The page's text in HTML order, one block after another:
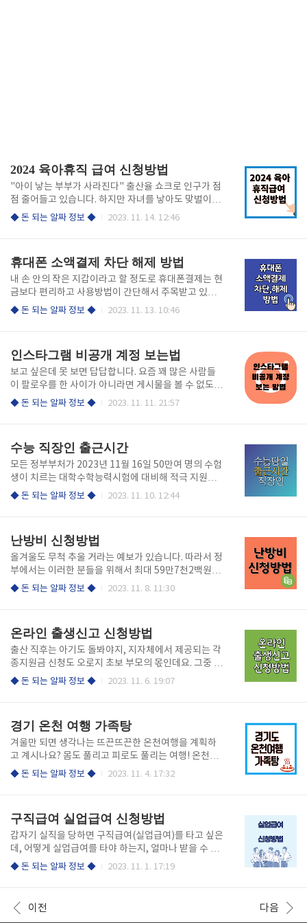
2024 육아휴직 급여 신청방법
"아이 낳는 부부가 사라진다" 출산율 쇼크로 인구가 점
점 줄어들고 있습니다. 하지만 자녀를 낳아도 맞벌이를
하면서 키우기는 여간 힘든 일이 아닙니다. 그래서 202
년 출산휴가 더 많이, 난임치료 더 오래, 유급휴가 더 길
게 !! 바뀐 정책을 확인하고 싶은 분들은 아래 링크에서
간편 확인하세요. 육아휴직 정책 알아보기 육아휴직기
간의 연장 ▶1995년 제도가 도입된 이후 처음으로 법
적으로 육아휴직 기간이 1년에서 1년 6개월로 연장되
작년에 도입된 ..
◆ 돈 되는 알짜 정보 ◆ 2023. 11. 14. 12:46
휴대폰 소액결제 차단 해제 방법
내 손 안의 작은 지갑이라고 할 정도로 휴대폰결제는 현
금보다 편리하고 사용방법이 간단해서 주목받고 있는
결제수단입니다. 본인에게 맞는 소비를 하기 위해선 소
시지 않길 바랍니다. 휴대폰 소액결제 3가지 차단방법
1. 대리점을 방문한다. 2. 고객센터 114에 전화한다. 3.
휴대폰 모바일 고객센터에서 직접 한다. 모든 통신사는
이 세 가지 방법으로 소액결제 차단을 하실 수 있습니
다. 방법은 간단합니다. ▶ 아래에서는 알뜰폰을 포함한
방법은 다음 ..
◆ 돈 되는 알짜 정보 ◆ 2023. 11. 13. 10:46
인스타그램 비공개 계정 보는법
보고 싶은데 못 보면 답답합니다. 요즘 꽤 많은 사람들
이 팔로우를 한 사이가 아니라면 게시물을 볼 수 없도록
비공개 계정으로 설정해 두는 편인데요. 이 상황에서 상
어 있습니다. 공개 계정은 누구나 그 사람의 팔로잉 수,
팔로워 수, 게시물을 확인할 수 있습니다. 반면에 비공
개 계정은 팔로우 관계가 아니라면 이 정보들을 알 수
없습니다. ▼비공개 계정 보는 방법은 아래와 같습니다
▼ 1. 구글에서 확인하는 방법 구글에서 [@ + 인스타
는 방법..
◆ 돈 되는 알짜 정보 ◆ 2023. 11. 11. 21:57
수능 직장인 출근시간
모든 정부부처가 2023년 11월 16일 50만여 명의 수험
생이 치르는 대학수학능력시험에 대비해 적극 지원에
나섭니다. 매년 수능시험 당일에는 교통정체를 피하기
에 관공서 공무원 직장인들의 출근이 10시로 늦춰집니
다. 수험생 등교 시간대에는 수도권 지하철이 증편 운행
됩니다. 수능시험 당일 직장인 출근 시간은 오전 10시
이후로 미뤄지도록 관공서와 기업체 협조를 요청하기
로 했습니다. 수능 공무원 출근시간은 오전 10시로 조
인 분들은 회사의 규정 ..
◆ 돈 되는 알짜 정보 ◆ 2023. 11. 10. 12:44
난방비 신청방법
올겨울도 무척 추울 거라는 예보가 있습니다. 따라서 정
부에서는 이러한 분들을 위해서 최대 59만7천2백원까
지의 난방비 지원 혜택을 제공하고 있습니다. 그래서 지
다. 바로 난방비 신청을 하실 분들은 아래 링크를 통해
서 간편하게 신청해 보시기 바랍니다. 난방비 신청하러
가기 난방비 지원이란? 난방비 지원은 다가오는 겨울을
대비하여 국가에서 에너지 관련 취약 계층을 대상으로
난방비 부담을 덜어주고자 난방비 지원을 하는 사업입
난방비 지원 신청 대상자로 지정되..
◆ 돈 되는 알짜 정보 ◆ 2023. 11. 8. 11:30
온라인 출생신고 신청방법
출산 직후는 아기도 돌봐야지, 지자체에서 제공되는 각
종지원금 신청도 오로지 초보 부모의 몫인데요. 그중 오
늘은 놓쳐서는 안 될 아이의 첫 시작인 출생 신고에 대
신고할 수 있습니다. 온라인으로 출생신고하는 자세한
방법에 대해 알려드리겠습니다. 온라인 출생신고 간단
정리 1. 병원에서 퇴원할 때 출생증명서를 수령합니다.
2. 법원전자가족관계등록시스템에서 온라인으로 출생
신고를 합니다. 3. 정부 24 [행복출산]에서 다양한 정부
기 바랍니다. 온라인출생 신고하..
◆ 돈 되는 알짜 정보 ◆ 2023. 11. 6. 19:07
경기 온천 여행 가족탕
겨울만 되면 생각나는 뜨끈뜨끈한 온천여행을 계획하
고 계시나요? 몸도 풀리고 피로도 풀리는 여행! 온천여
행만 골라서 다니는 제가! 가족과 즐길 수 있는 경기도
에게 최적의 수질로 물이 매끄러우며 상쾌합니다. 각종
미네랄이 충분히 함유된 최고 수준의 온천수입니다. 사
용된 온천수를 재활용하지 않으며 100% 천연 온천수
만 사용합니다. 신경통, 관절염, 근육통, 소화기 질환,
부인과 질환, 피부미용 및 피로해소 특히 아토피성 피부
로 이어지는 등산로가 있어서 산책하기에도 좋습니다.
▶ 주소 : 경기도 여주시 ..
◆ 돈 되는 알짜 정보 ◆ 2023. 11. 4. 17:32
구직급여 실업급여 신청방법
갑자기 실직을 당하면 구직급여(실업급여)를 타고 싶은
데, 어떻게 실업급여를 타야 하는지, 얼마나 받을 수 있
는지 궁금해집니다. 꼭 실업급여를 받으면서 재취업을
있어야 합니다. 대부분의 사업장은 1인 이상의 근로자
를 고용하는 경우에 의무적으로 가입하게 되므로, 이 조
◆ 돈 되는 알짜 정보 ◆ 2023. 11. 1. 17:19
이전 다음